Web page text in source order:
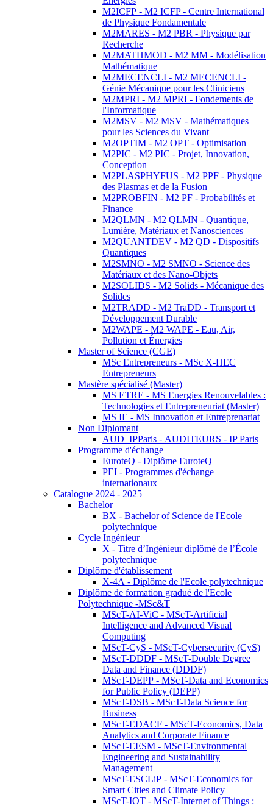
M2ICFP - M2 ICFP - Centre International
de Physique Fondamentale
M2MARES - M2 PBR - Physique par
Recherche
M2MATHMOD - M2 MM - Modélisation
Mathématique
M2MECENCLI - M2 MECENCLI -
Génie Mécanique pour les Cliniciens
M2MPRI - M2 MPRI - Fondements de
l'Informatique
M2MSV - M2 MSV - Mathématiques
pour les Sciences du Vivant
M2OPTIM - M2 OPT - Optimisation
M2PIC - M2 PIC - Projet, Innovation,
Conception
M2PLASPHYFUS - M2 PPF - Physique
des Plasmas et de la Fusion
M2PROBFIN - M2 PF - Probabilités et
Finance
M2QLMN - M2 QLMN - Quantique,
Lumière, Matériaux et Nanosciences
M2QUANTDEV - M2 QD - Dispositifs
Quantiques
M2SMNO - M2 SMNO - Science des
Matériaux et des Nano-Objets
M2SOLIDS - M2 Solids - Mécanique des
Solides
M2TRADD - M2 TraDD - Transport et
Développement Durable
M2WAPE - M2 WAPE - Eau, Air,
Pollution et Énergies
Master of Science (CGE)
MSc Entrepreneurs - MSc X-HEC
Entrepreneurs
Mastère spécialisé (Master)
MS ETRE - MS Energies Renouvelables :
Technologies et Entrepreneuriat (Master)
MS IE - MS Innovation et Entreprenariat
Non Diplomant
AUD_IPParis - AUDITEURS - IP Paris
Programme d'échange
EuroteQ - Diplôme EuroteQ
PEI - Programmes d'échange
internationaux
Catalogue 2024 - 2025
Bachelor
BX - Bachelor of Science de l'Ecole
polytechnique
Cycle Ingénieur
X - Titre d’Ingénieur diplômé de l’École
polytechnique
Diplôme d'établissement
X-4A - Diplôme de l'Ecole polytechnique
Diplôme de formation gradué de l'Ecole
Polytechnique -MSc&T
MScT-AI-ViC - MScT-Artificial
Intelligence and Advanced Visual
Computing
MScT-CyS - MScT-Cybersecurity (CyS)
MScT-DDDF - MScT-Double Degree
Data and Finance (DDDF)
MScT-DEPP - MScT-Data and Economics
for Public Policy (DEPP)
MScT-DSB - MScT-Data Science for
Business
MScT-EDACF - MScT-Economics, Data
Analytics and Corporate Finance
MScT-EESM - MScT-Environmental
Engineering and Sustainability
Management
MScT-ESCLiP - MScT-Economics for
Smart Cities and Climate Policy
MScT-IOT - MScT-Internet of Things :